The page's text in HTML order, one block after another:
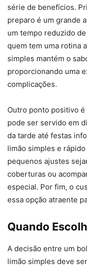
série de benefícios.
preparo é um grande
um tempo reduzido
quem tem uma rotina
simples mantém o
proporcionando uma
complicações.
Outro ponto positivo
pode ser servido em
da tarde até festas
limão simples e
pequenos ajustes
coberturas ou
especial. Por fim, o
essa opção atraente
Quando
A decisão entre um
limão simples deve